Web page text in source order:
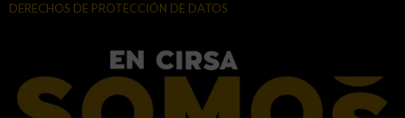
DERECHOS DE PROTECCIÓN DE DATOS